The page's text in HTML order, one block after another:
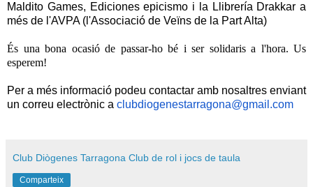
Maldito Games, Ediciones epicismo i la Llibrería Drakkar a
més de l'AVPA (l'Associació de Veïns de la Part Alta)
És una bona ocasió de passar-ho bé i ser solidaris a l'hora. Us
esperem!
Per a més informació podeu contactar amb nosaltres enviant
un correu electrònic a clubdiogenestarragona@gmail.com
Club Diògenes Tarragona Club de rol i jocs de taula
Comparteix